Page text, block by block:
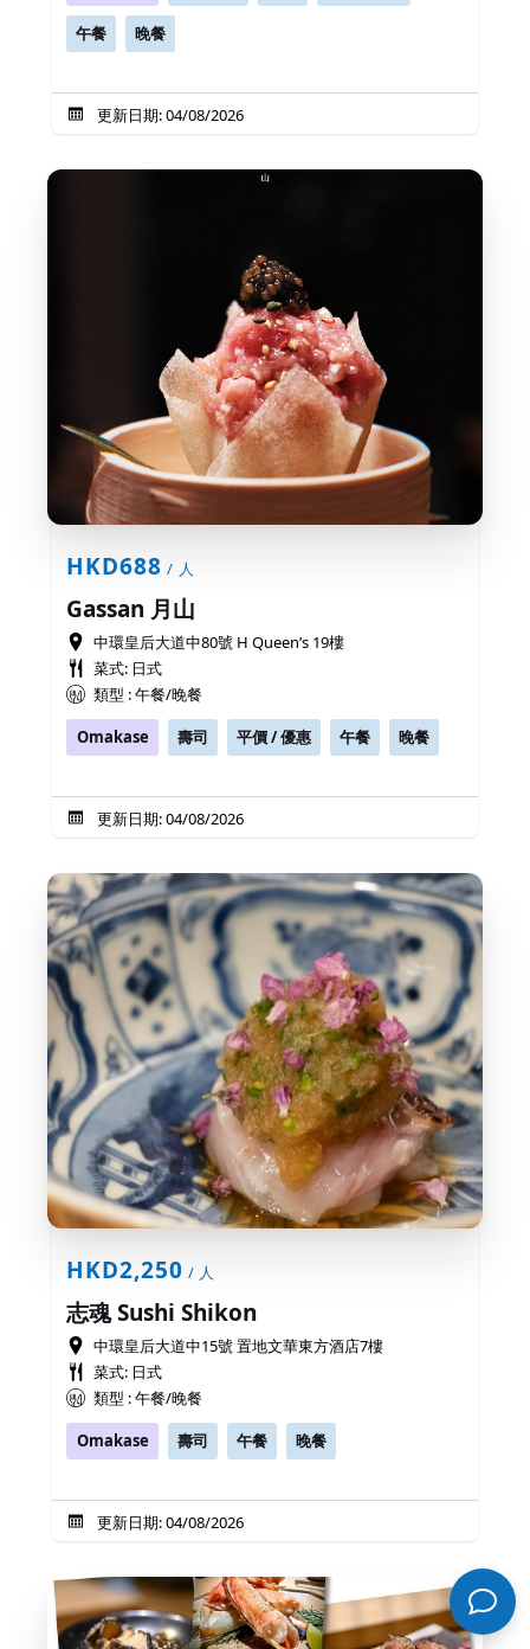
午餐 晚餐
更新日期: 04/08/2026
HKD688 / 人
Gassan 月山
中環皇后大道中80號 H Queen’s 19樓
菜式: 日式
類型 : 午餐/晚餐
Omakase
壽司 平價 / 優惠 午餐 晚餐
更新日期: 04/08/2026
HKD2,250 / 人
志魂 Sushi Shikon
中環皇后大道中15號 置地文華東方酒店7樓
菜式: 日式
類型 : 午餐/晚餐
Omakase
壽司 午餐 晚餐
更新日期: 04/08/2026